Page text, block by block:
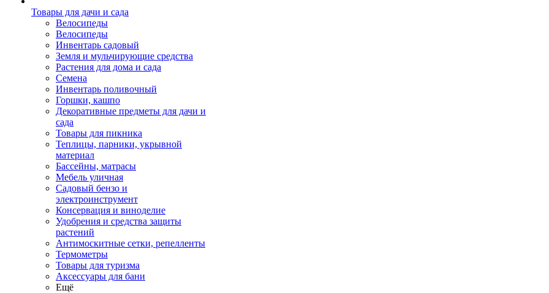
Товары для дачи и сада
Велосипеды
Велосипеды
Инвентарь садовый
Земля и мульчирующие средства
Растения для дома и сада
Семена
Инвентарь поливочный
Горшки, кашпо
Декоративные предметы для дачи и
сада
Товары для пикника
Теплицы, парники, укрывной
материал
Бассейны, матрасы
Мебель уличная
Садовый бензо и
электроинструмент
Консервация и виноделие
Удобрения и средства защиты
растений
Антимоскитные сетки, репелленты
Термометры
Товары для туризма
Аксессуары для бани
Ещё